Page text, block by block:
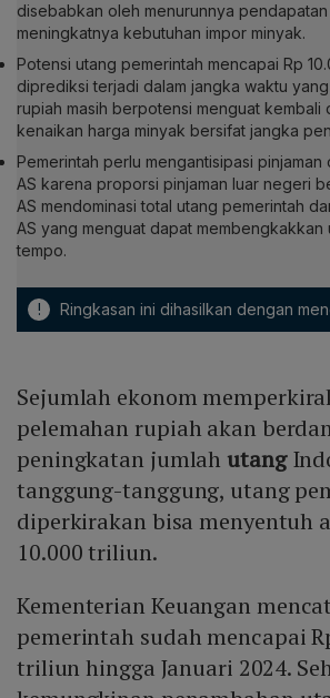
disebabkan oleh menurunnya
meningkatnya kebutuhan impor minyak.
Potensi utang pemerintah mencapai Rp
diprediksi terjadi dalam jangka waktu
rupiah masih berpotensi menguat kembali
kenaikan harga minyak bersifat jangka
Pemerintah perlu mengantisipasi
AS karena proporsi pinjaman luar negeri
AS mendominasi total utang pemerintah
AS yang menguat dapat membengkakkan
tempo.
! Ringkasan ini dihasilkan dengan
Sejumlah ekonom
pelemahan rupiah akan
peningkatan jumlahutang
tanggung-tanggung, utang
diperkirakan bisa menyentuh
10.000 triliun.
Kementerian Keuangan
pemerintah sudah mencapai
triliun hingga Januari 2024.